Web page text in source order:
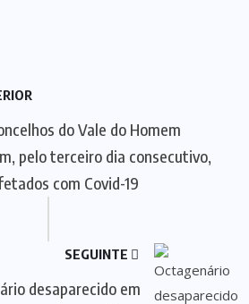
do Vale do Homem
pelo terceiro dia consecutivo,
com Covid-19
SEGUINTE
desaparecido em